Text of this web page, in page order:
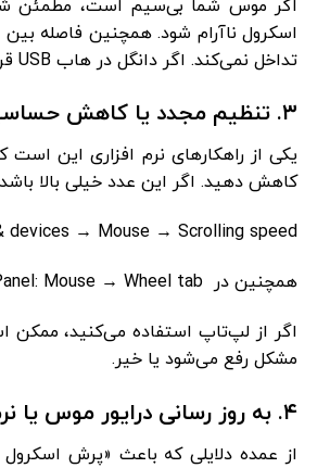
اگر موس شما بی‌سیم است، مطمئن
اسکرول ناآرام شود. همچنین فاصله
تداخل نمی‌کند. اگر دانگل در هاب USB قرار دارد، آن را مستقیماً به پورت اصلی کامپیوتر متصل کنید.
۳. تنظیم مجدد یا کاهش حساسیت اسکرول
یکی از راهکارهای نرم ‌افزاری این
کاهش دهید. اگر این عدد خیلی بالا
→ Mouse → Scrolling speed
همچنین در Control Panel: Mouse → Wheel tab
اگر از لپ‌تاپ استفاده می‌کنید، ممکن
مشکل رفع می‌شود یا خیر.
۴. به ‌روز رسانی درایور موس یا نرم‌ افزار آن
از عمده دلایلی که باعث «پرش اسکرول